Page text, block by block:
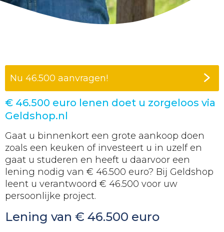
Nu 46.500 aanvragen!
€ 46.500 euro lenen doet u zorgeloos via
Geldshop.nl
Gaat u binnenkort een grote aankoop doen
zoals een keuken of investeert u in uzelf en
gaat u studeren en heeft u daarvoor een
lening nodig van € 46.500 euro? Bij Geldshop
leent u verantwoord € 46.500 voor uw
persoonlijke project.
Lening van € 46.500 euro